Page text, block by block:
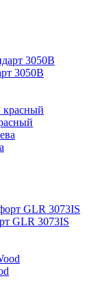
3050B
GLR 3073IS